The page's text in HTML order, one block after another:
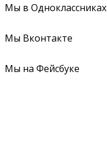
Мы в Одноклассниках
Мы Вконтакте
Мы на Фейсбуке